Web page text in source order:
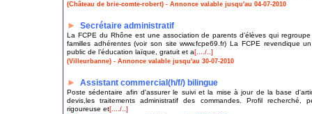
(Château de brie-comte-robert) - Annonce valable jusqu'au 04-07-2010
► Secrétaire administratif
La FCPE du Rhône est une association de parents d’élèves qui
familles adhérentes (voir son site www.fcpe69.fr) La FCPE revendique
public de l’éducation laïque, gratuit et a[..../..]
(Villeurbanne) - Annonce valable jusqu'au 30-07-2010
► Assistant commercial(h/f/) bilingue
Poste sédentaire afin d'assurer le suivi et la mise à jour de la base
devis,les traitements administratif des commandes. Profil recherché,
rigoureuse et[..../..]